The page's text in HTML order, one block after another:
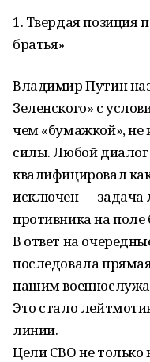
1. Твердая позиция
братья»
Владимир Путин
Зеленского» с
чем «бумажкой»,
силы. Любой
квалифицировал
исключен — задача
противника на поле
В ответ на
последовала
нашим
Это стало
линии.
Цели СВО не только